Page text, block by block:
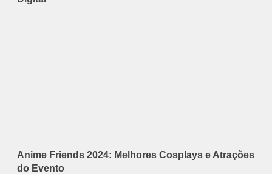
Anime Friends 2024: Melhores Cosplays e Atrações
do Evento